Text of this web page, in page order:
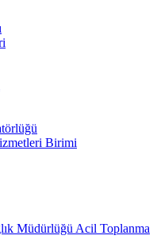
Birimi
Müdürlüğü Acil Toplanma